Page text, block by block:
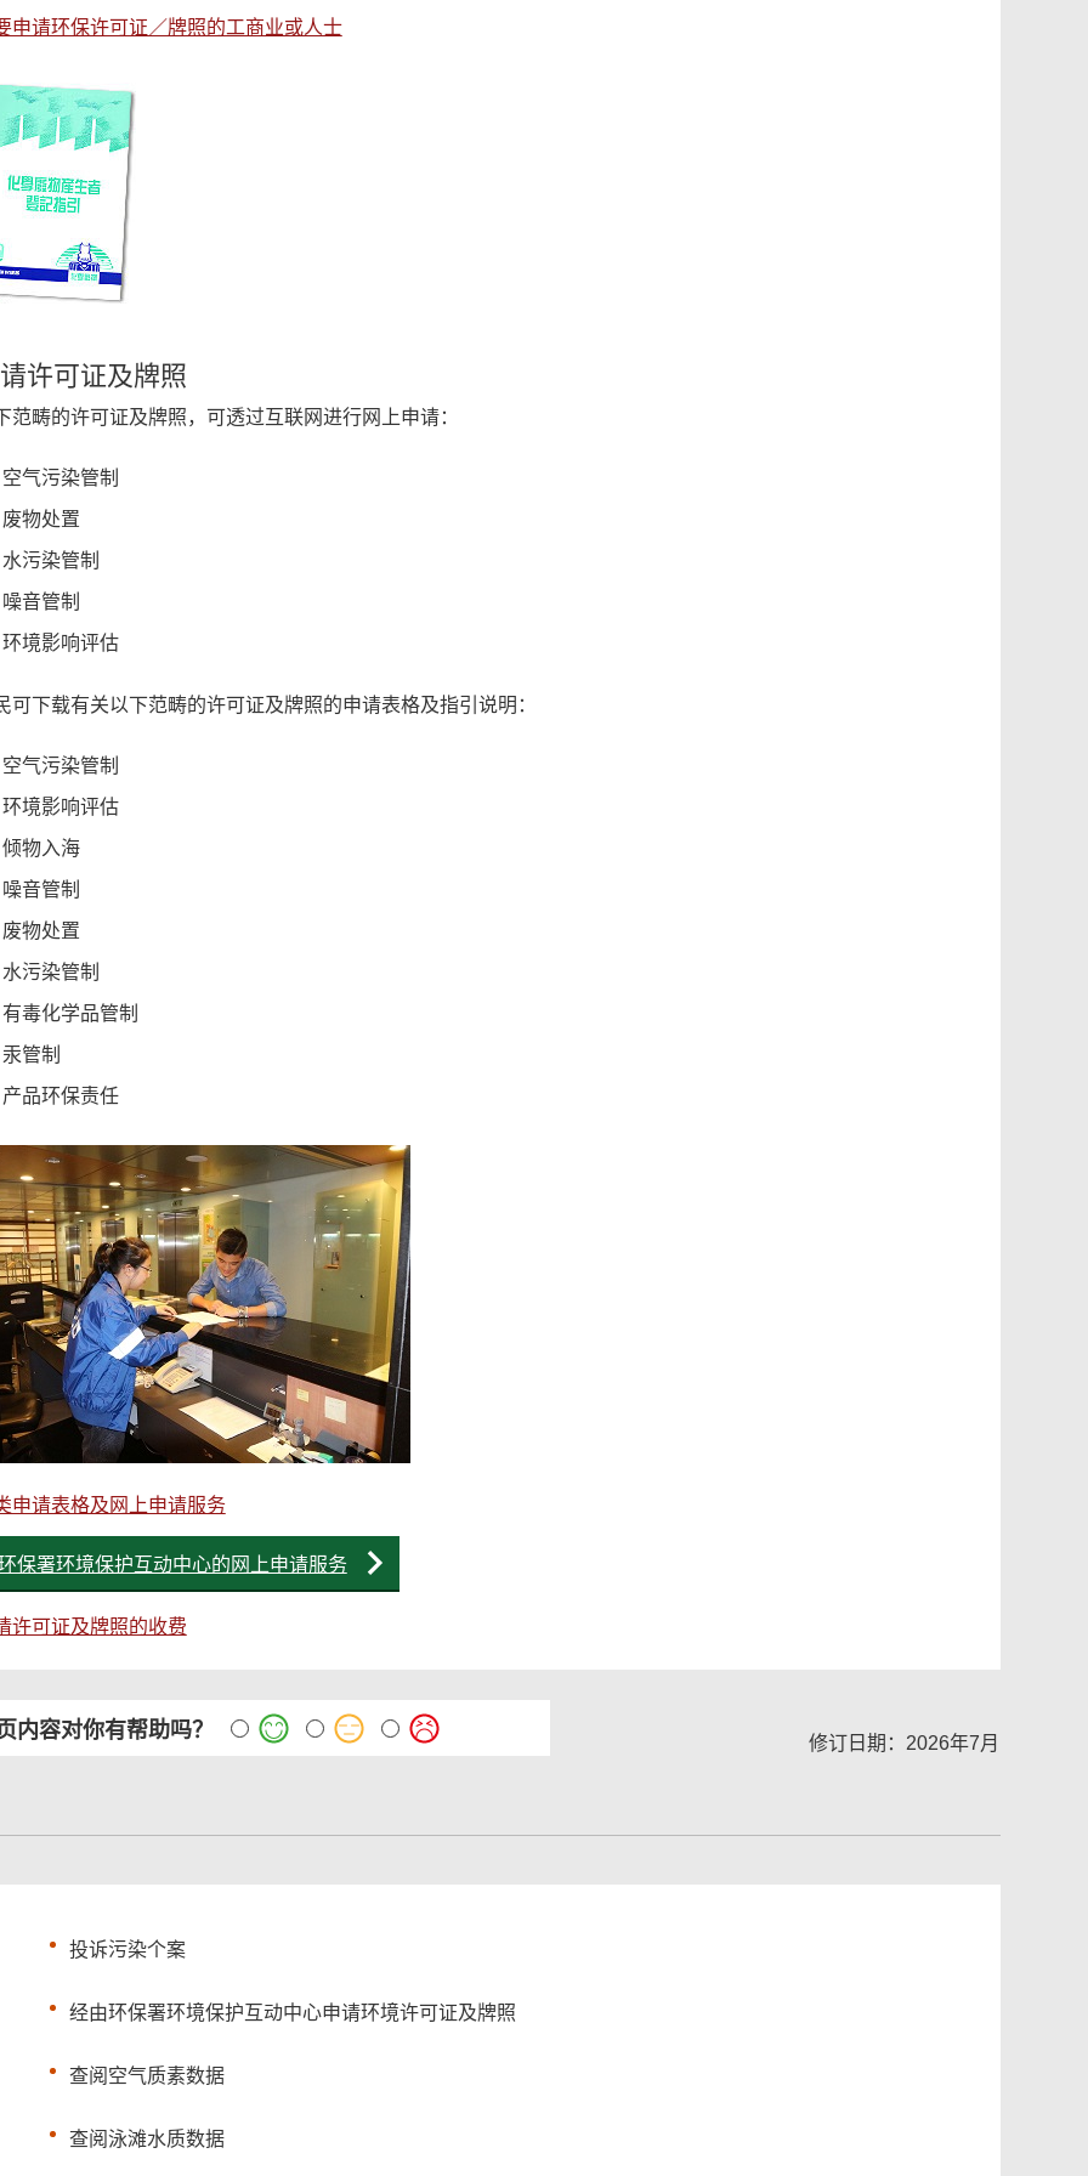
申请环保许可证／牌照的工商业或人士
许可证及牌照
范畴的许可证及牌照，可透过互联网进行网上申请：
空气污染管制
废物处置
水污染管制
噪音管制
环境影响评估
可下载有关以下范畴的许可证及牌照的申请表格及指引说明：
空气污染管制
环境影响评估
倾物入海
噪音管制
废物处置
水污染管制
有毒化学品管制
汞管制
产品环保责任
申请表格及网上申请服务
保署环境保护互动中心的网上申请服务
许可证及牌照的收费
内容对你有帮助吗？
修订日期：2026年7月
投诉污染个案
经由环保署环境保护互动中心申请环境许可证及牌照
查阅空气质素数据
查阅泳滩水质数据